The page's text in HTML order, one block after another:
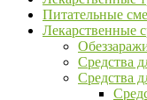
Питательные
Лекарственные
Средства
Средства